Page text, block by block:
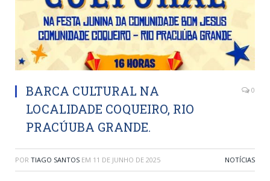
BARCA CULTURAL NA
LOCALIDADE COQUEIRO, RIO
PRACÚUBA GRANDE.
0
POR TIAGO SANTOS EM 11 DE JUNHO DE 2025 NOTÍCIAS